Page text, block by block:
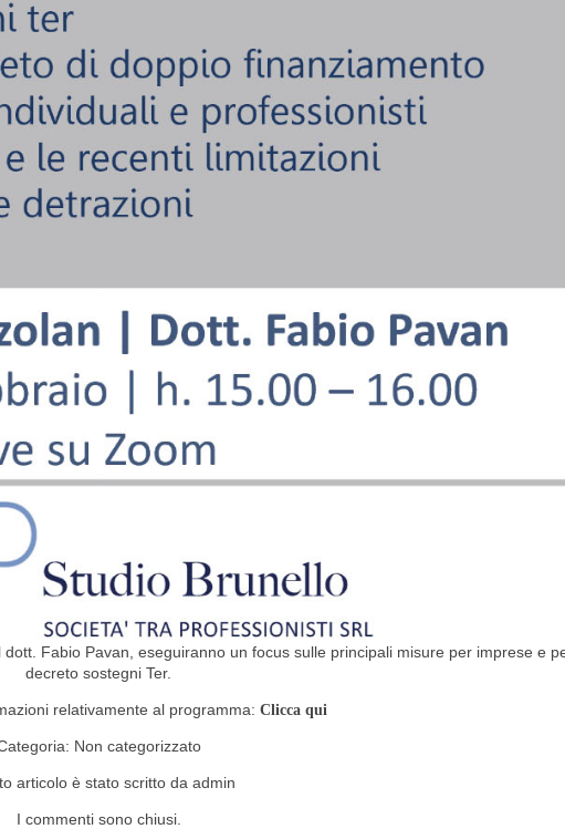
Fabio Pavan, eseguiranno un focus sulle principali misure per imprese e
decreto sostegni Ter.
relativamente al programma: Clicca qui
Non categorizzato
articolo è stato scritto da admin
I commenti sono chiusi.